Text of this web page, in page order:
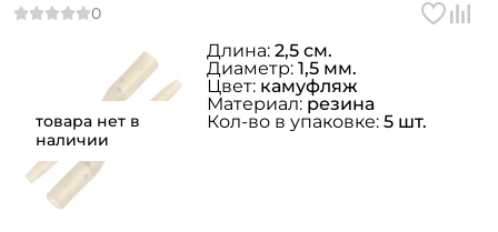
товара нет в
наличии
Длина: 2,5 см.
Диаметр: 1,5 мм.
Цвет: камуфляж
Материал: резина
Кол-во в упаковке: 5 шт.